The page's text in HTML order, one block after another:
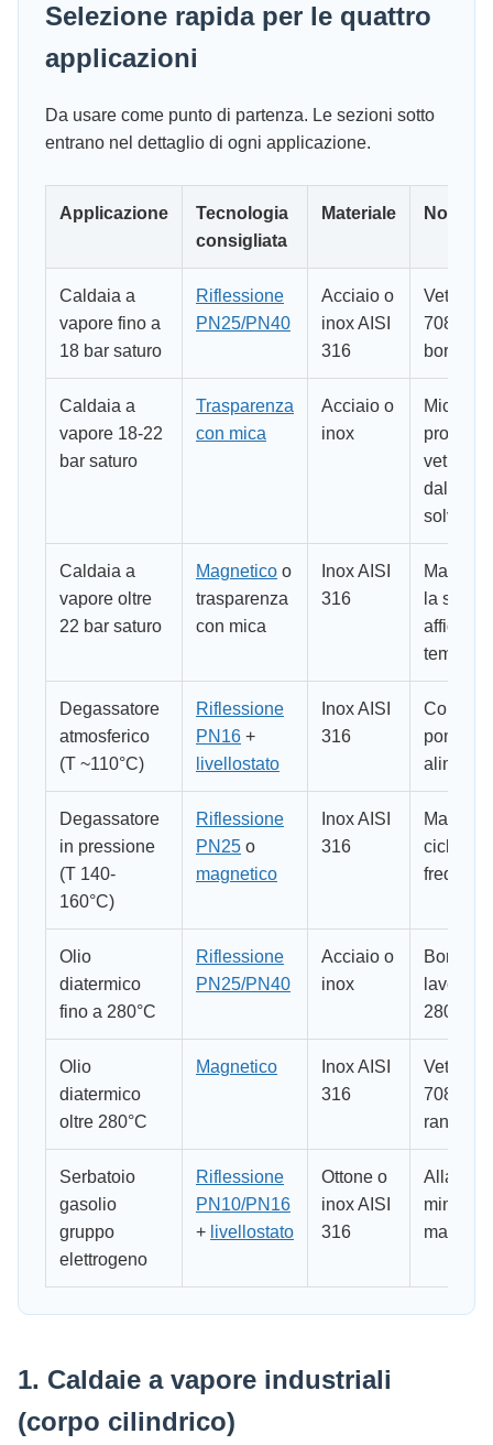
Selezione rapida per le quattro
applicazioni
Da usare come punto di partenza. Le sezioni sotto
entrano nel dettaglio di ogni applicazione.
Applicazione
Tecnologia
consigliata
Materiale Note
Caldaia a
vapore fino a
18 bar saturo
Riflessione
PN25/PN40
Acciaio o
inox AISI
316
Vetro
7081
Caldaia a
vapore 18-22
bar saturo
Trasparenza
con mica
Acciaio o
inox
Mica
vetro
solvente
Caldaia a
vapore oltre
22 bar saturo
Magnetico o
trasparenza
con mica
Inox AISI
316
la
tempo
Degassatore
atmosferico
(T ~110°C)
Riflessione
PN16 +
livellostato
Inox AISI
316
pompe
Degassatore
in pressione
(T 140-
160°C)
Riflessione
PN25 o
magnetico
Inox AISI
316
cicli
frequenti
Olio
diatermico
fino a 280°C
Riflessione
PN25/PN40
Acciaio o
inox
lavora
280°C
Olio
diatermico
oltre 280°C
Magnetico
Inox AISI
316
Vetro
7081
range
Serbatoio
gasolio
gruppo
elettrogeno
Riflessione
PN10/PN16
+ livellostato
Ottone o
inox AISI
316
Allarme
minimo
massimo
1. Caldaie a vapore industriali
(corpo cilindrico)